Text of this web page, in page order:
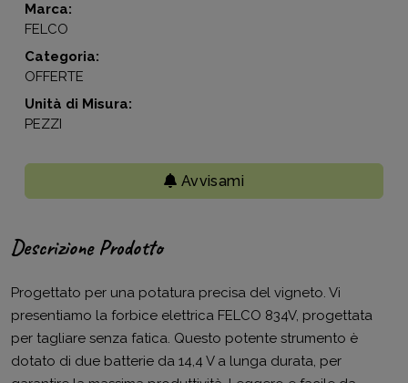
Marca:
FELCO
Categoria:
OFFERTE
Unità di Misura:
PEZZI
Avvisami
Descrizione Prodotto
Progettato per una potatura precisa del vigneto. Vi
presentiamo la forbice elettrica FELCO 834V, progettata
per tagliare senza fatica. Questo potente strumento è
dotato di due batterie da 14,4 V a lunga durata, per